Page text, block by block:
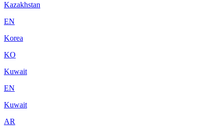
Kazakhstan
EN
Korea
KO
Kuwait
EN
Kuwait
AR